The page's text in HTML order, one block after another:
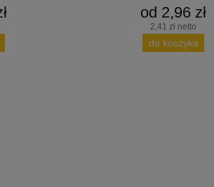
od 2,96 zł
2,41 zł netto
do koszyka